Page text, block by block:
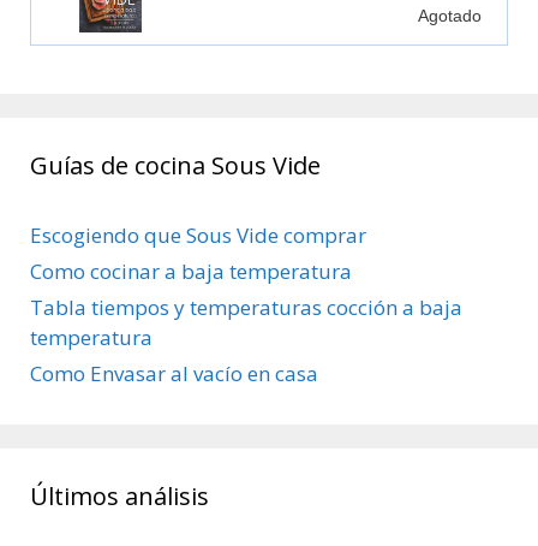
Agotado
Guías de cocina Sous Vide
Escogiendo que Sous Vide comprar
Como cocinar a baja temperatura
Tabla tiempos y temperaturas cocción a baja
temperatura
Como Envasar al vacío en casa
Últimos análisis